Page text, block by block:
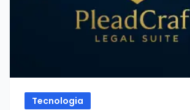
Tecnologia